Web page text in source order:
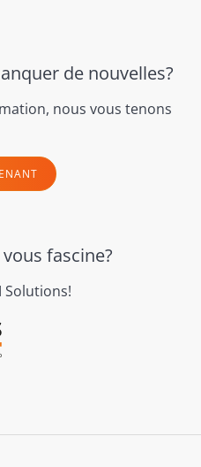
de nouvelles?
nous vous tenons
fascine?
Solutions!